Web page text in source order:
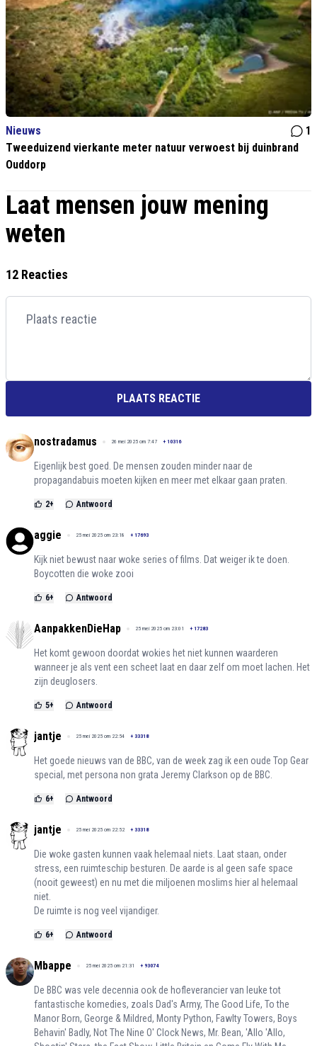
Nieuws
1
Tweeduizend vierkante meter natuur verwoest bij duinbrand
Ouddorp
Laat mensen jouw mening
weten
12 Reacties
PLAATS REACTIE
nostradamus 26 mei 2025 om 7:47 + 10316
Eigenlijk best goed. De mensen zouden minder naar de
propagandabuis moeten kijken en meer met elkaar gaan praten.
2+ Antwoord
aggie 25 mei 2025 om 23:18 + 17693
Kijk niet bewust naar woke series of films. Dat weiger ik te doen.
Boycotten die woke zooi
6+ Antwoord
AanpakkenDieHap 25 mei 2025 om 23:01 + 17283
Het komt gewoon doordat wokies het niet kunnen waarderen
wanneer je als vent een scheet laat en daar zelf om moet lachen. Het
zijn deuglosers.
5+ Antwoord
jantje 25 mei 2025 om 22:54 + 33318
Het goede nieuws van de BBC, van de week zag ik een oude Top Gear
special, met persona non grata Jeremy Clarkson op de BBC.
6+ Antwoord
jantje 25 mei 2025 om 22:52 + 33318
Die woke gasten kunnen vaak helemaal niets. Laat staan, onder
stress, een ruimteschip besturen. De aarde is al geen safe space
(nooit geweest) en nu met die miljoenen moslims hier al helemaal
niet.
De ruimte is nog veel vijandiger.
6+ Antwoord
Mbappe 25 mei 2025 om 21:31 + 93074
De BBC was vele decennia ook de hofleverancier van leuke tot
fantastische komedies, zoals Dad's Army, The Good Life, To the
Manor Born, George & Mildred, Monty Python, Fawlty Towers, Boys
Behavin' Badly, Not The Nine O' Clock News, Mr. Bean, 'Allo 'Allo,